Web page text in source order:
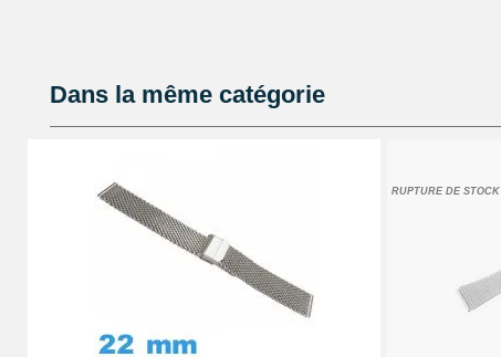
5,90 €
1,90 €
Bloc plastique pour maintenir bracelet
Dans la même catégorie
RUPTURE DE STOCK